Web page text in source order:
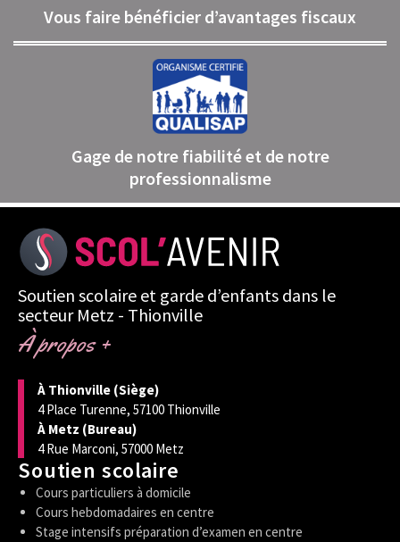
Vous faire bénéficier d’avantages fiscaux
Gage de notre fiabilité et de notre
professionnalisme
Soutien scolaire et garde d’enfants dans le
secteur Metz - Thionville
À propos +
À Thionville (Siège)
4 Place Turenne, 57100 Thionville
À Metz (Bureau)
4 Rue Marconi, 57000 Metz
Soutien scolaire
Cours particuliers à domicile
Cours hebdomadaires en centre
Stage intensifs préparation d’examen en centre